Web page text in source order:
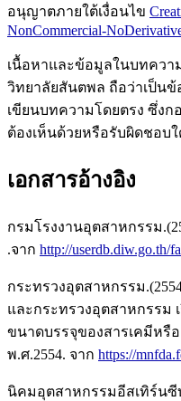
อนุญาตภายใต้เงื่อนไข
NonCommercial-
เนื้อหาและข้อมูลในบทควา
วิทยาลัยสันตพล ถือว่าเป็น
เขียนบทความโดยตรง ซึ่งก
ต้องเห็นด้วยหรือรับผิดชอบใ
เอกสารอ้างอิง
กรมโรงงานอุตสาหกรรม
.จาก http://userdb.diw.go.th/
กระทรวงอุตสาหกรรม
และกระทรวงอุตสาหกรรม
ขนาดบรรจุของสารเคมีหรื
พ.ศ.2554. จาก https://
นิคมอุตสาหกรรมอีสเทิร์นซี